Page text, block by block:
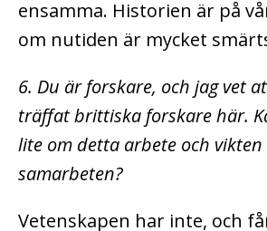
ensamma. Historien är på
om nutiden är mycket
6. Du är forskare, och jag vet
träffat brittiska forskare här.
lite om detta arbete och vikten
samarbeten?
Vetenskapen har inte, och